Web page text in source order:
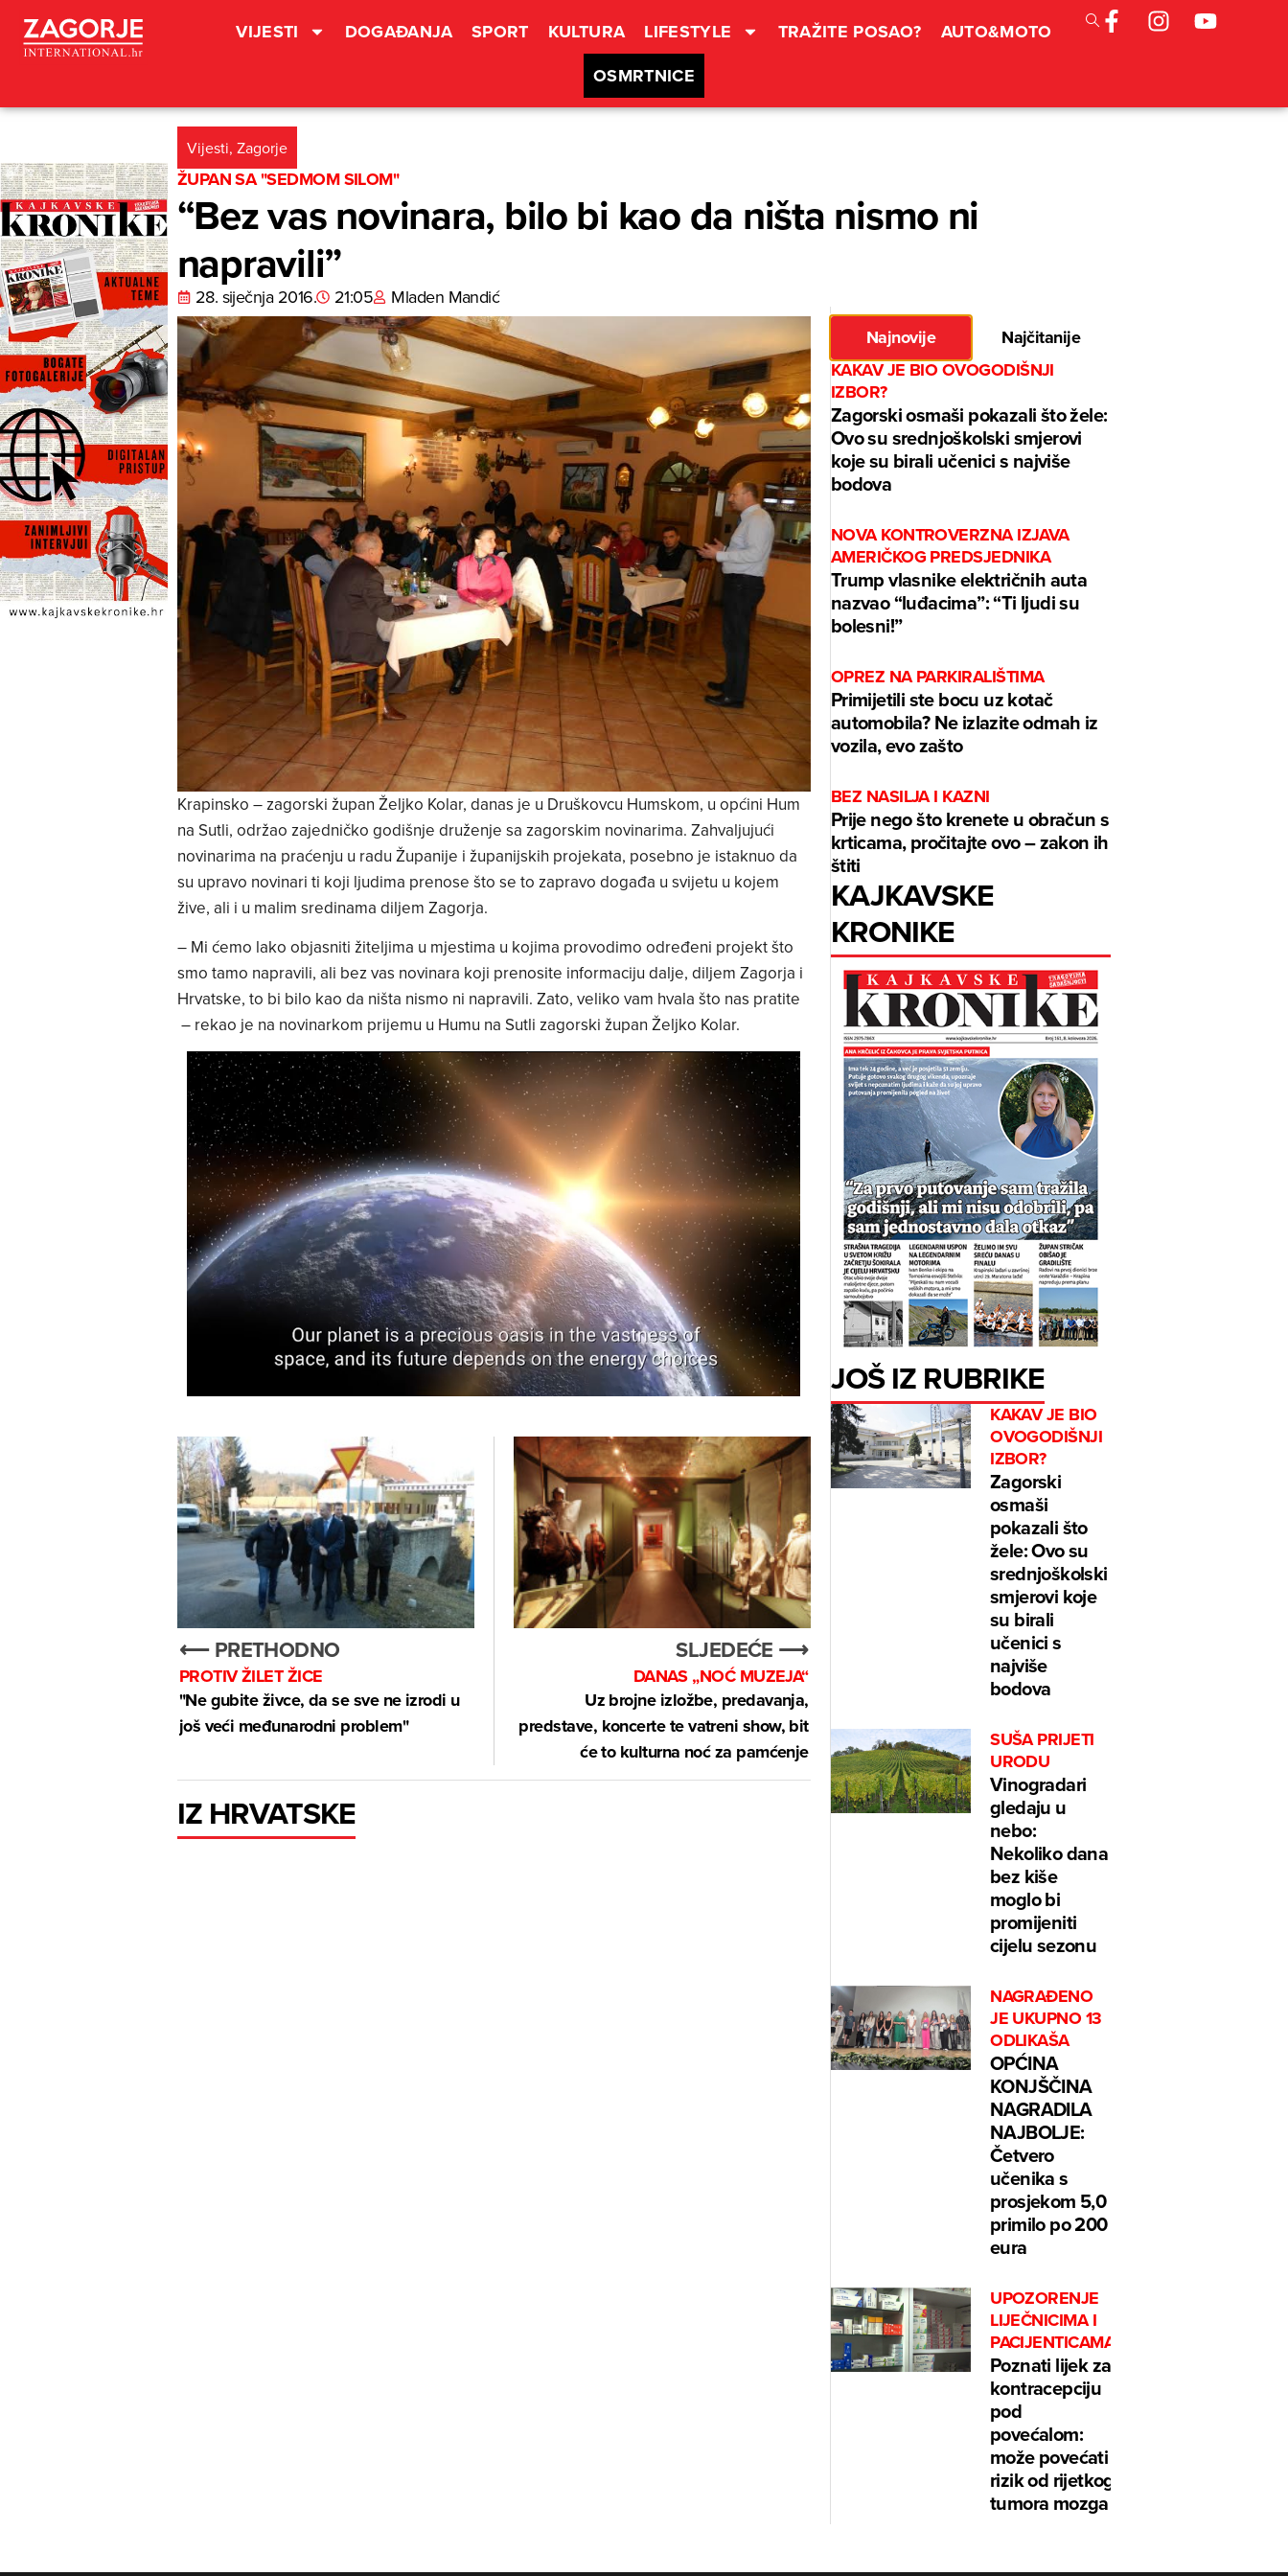
VIJESTI DOGAĐANJA SPORT KULTURA LIFESTYLE TRAŽITE POSAO?
AUTO&MOTO
OSMRTNICE
Vijesti, Zagorje
ŽUPAN SA "SEDMOM SILOM"
“Bez vas novinara, bilo bi kao da ništa nismo ni
napravili”
28. siječnja 2016. 21:05 Mladen Mandić
Krapinsko – zagorski župan Željko Kolar, danas je u Druškovcu Humskom, u općini Hum
na Sutli, održao zajedničko godišnje druženje sa zagorskim novinarima. Zahvaljujući
novinarima na praćenju u radu Županije i županijskih projekata, posebno je istaknuo da
su upravo novinari ti koji ljudima prenose što se to zapravo događa u svijetu u kojem
žive, ali i u malim sredinama diljem Zagorja.
– Mi ćemo lako objasniti žiteljima u mjestima u kojima provodimo određeni projekt što
smo tamo napravili, ali bez vas novinara koji prenosite informaciju dalje, diljem Zagorja i
Hrvatske, to bi bilo kao da ništa nismo ni napravili. Zato, veliko vam hvala što nas pratite
– rekao je na novinarkom prijemu u Humu na Sutli zagorski župan Željko Kolar.
⟵ PRETHODNO
PROTIV ŽILET ŽICE
"Ne gubite živce, da se sve ne izrodi u
još veći međunarodni problem"
SLJEDEĆE ⟶
DANAS „NOĆ MUZEJA“
Uz brojne izložbe, predavanja,
predstave, koncerte te vatreni show, bit
će to kulturna noć za pamćenje
IZ HRVATSKE
Najnovije
Najčitanije
KAKAV JE BIO OVOGODIŠNJI
IZBOR?
Zagorski osmaši pokazali što žele:
Ovo su srednjoškolski smjerovi
koje su birali učenici s najviše
bodova
NOVA KONTROVERZNA IZJAVA
AMERIČKOG PREDSJEDNIKA
Trump vlasnike električnih auta
nazvao “luđacima”: “Ti ljudi su
bolesni!”
OPREZ NA PARKIRALIŠTIMA
Primijetili ste bocu uz kotač
automobila? Ne izlazite odmah iz
vozila, evo zašto
BEZ NASILJA I KAZNI
Prije nego što krenete u obračun s
krticama, pročitajte ovo – zakon ih
štiti
KAJKAVSKE
KRONIKE
JOŠ IZ RUBRIKE
KAKAV JE BIO
OVOGODIŠNJI
IZBOR?
Zagorski
osmaši
pokazali što
žele: Ovo su
srednjoškolski
smjerovi koje
su birali
učenici s
najviše
bodova
SUŠA PRIJETI
URODU
Vinogradari
gledaju u
nebo:
Nekoliko dana
bez kiše
moglo bi
promijeniti
cijelu sezonu
NAGRAĐENO
JE UKUPNO 13
ODLIKAŠA
OPĆINA
KONJŠČINA
NAGRADILA
NAJBOLJE:
Četvero
učenika s
prosjekom 5,0
primilo po 200
eura
UPOZORENJE
LIJEČNICIMA I
PACIJENTICAMA
Poznati lijek za
kontracepciju
pod
povećalom:
može povećati
rizik od rijetkog
tumora mozga